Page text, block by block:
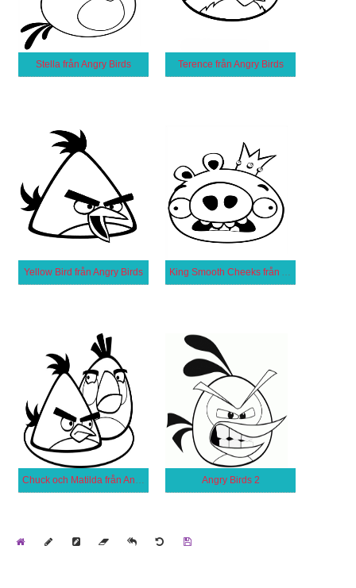
Stella från Angry Birds Terence från Angry Birds
Yellow Bird från Angry Birds King Smooth Cheeks från Angry Birds
Chuck och Matilda från Angry Birds Angry Birds 2